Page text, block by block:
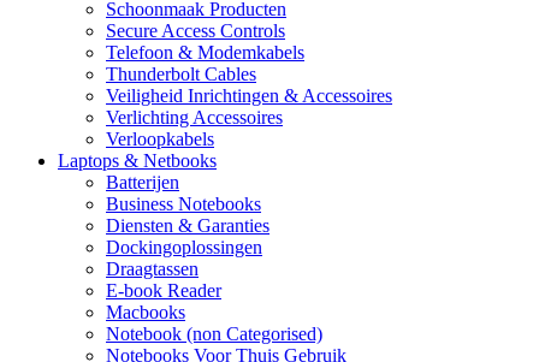
Schoonmaak Producten
Secure Access Controls
Telefoon & Modemkabels
Thunderbolt Cables
Veiligheid Inrichtingen & Accessoires
Verlichting Accessoires
Verloopkabels
Laptops & Netbooks
Batterijen
Business Notebooks
Diensten & Garanties
Dockingoplossingen
Draagtassen
E-book Reader
Macbooks
Notebook (non Categorised)
Notebooks Voor Thuis Gebruik